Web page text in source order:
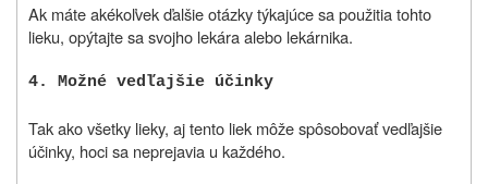
Ak máte akékoľvek ďalšie otázky týkajúce sa použitia tohto
lieku, opýtajte sa svojho lekára alebo lekárnika.
4. Možné vedľajšie účinky
Tak ako všetky lieky, aj tento liek môže spôsobovať vedľajšie
účinky, hoci sa neprejavia u každého.